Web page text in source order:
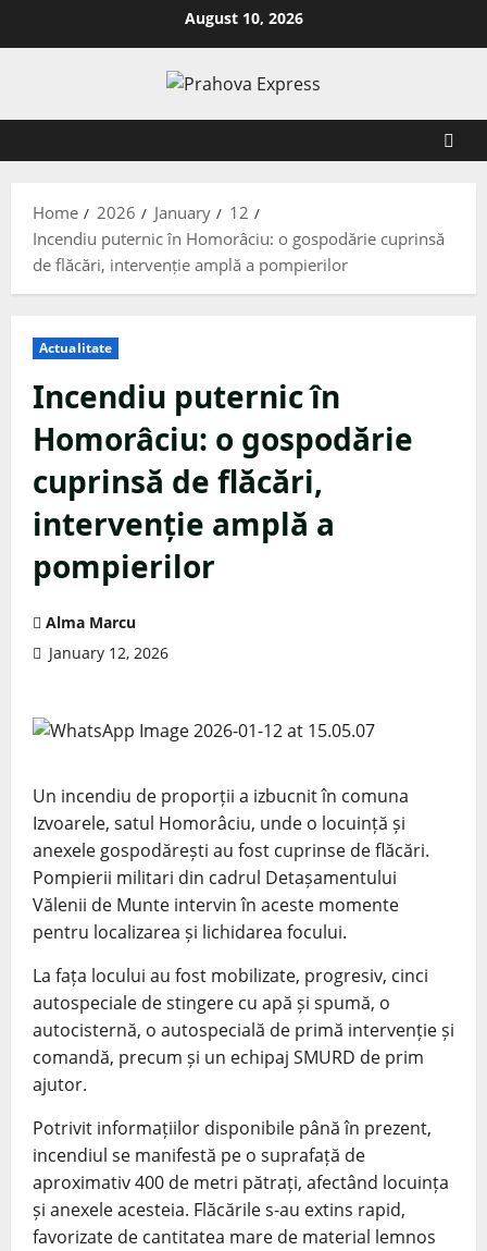
August 10, 2026
Home 2026 January
12
Incendiu puternic în Homorâciu: o gospodărie cuprinsă
de flăcări, intervenție amplă a pompierilor
Actualitate
Incendiu puternic în
Homorâciu: o gospodărie
cuprinsă de flăcări,
intervenție amplă a
pompierilor
Alma Marcu
January 12, 2026
Un incendiu de proporții a izbucnit în comuna
Izvoarele, satul Homorâciu, unde o locuință și
anexele gospodărești au fost cuprinse de flăcări.
Pompierii militari din cadrul Detașamentului
Vălenii de Munte intervin în aceste momente
pentru localizarea și lichidarea focului.
La fața locului au fost mobilizate, progresiv, cinci
autospeciale de stingere cu apă și spumă, o
autocisternă, o autospecială de primă intervenție și
comandă, precum și un echipaj SMURD de prim
ajutor.
Potrivit informațiilor disponibile până în prezent,
incendiul se manifestă pe o suprafață de
aproximativ 400 de metri pătrați, afectând locuința
și anexele acesteia. Flăcările s-au extins rapid,
favorizate de cantitatea mare de material lemnos